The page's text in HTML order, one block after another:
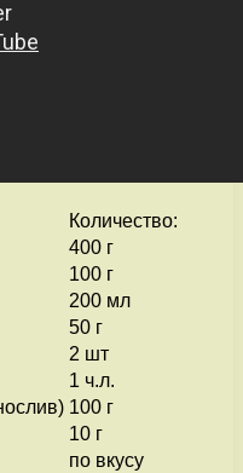
Количество:
400 г
100 г
200 мл
50 г
2 шт
1 ч.л.
100 г
10 г
по вкусу